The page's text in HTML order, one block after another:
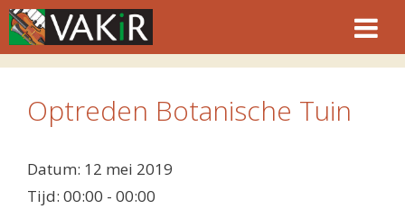
Ga
naar
de
Optreden Botanische Tuin
Datum: 12 mei 2019
Tijd: 00:00 - 00:00